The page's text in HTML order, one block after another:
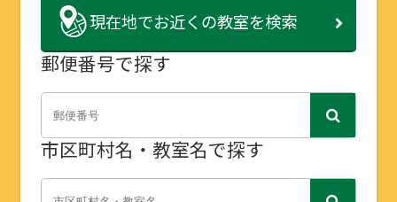
現在地でお近くの教室を検索
郵便番号で探す
市区町村名・教室名で探す